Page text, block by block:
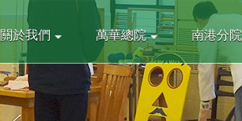
關於我們 萬華總院 南港分院